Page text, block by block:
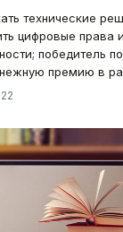
технические
цифровые права
победитель
премию в